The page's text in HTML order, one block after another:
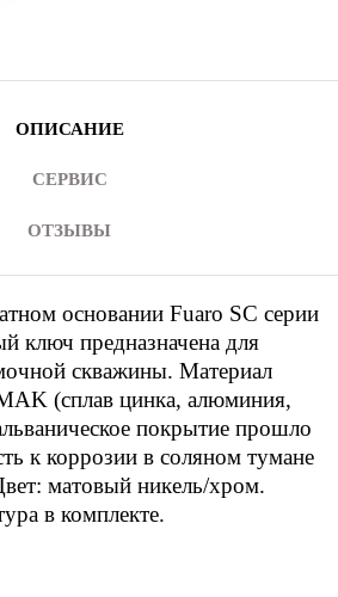
ОПИСАНИЕ
СЕРВИС
ОТЗЫВЫ
основании Fuaro SC серии
ключ предназначена для
скважины. Материал
(сплав цинка, алюминия,
покрытие прошло
к коррозии в соляном тумане
матовый никель/хром.
в комплекте.